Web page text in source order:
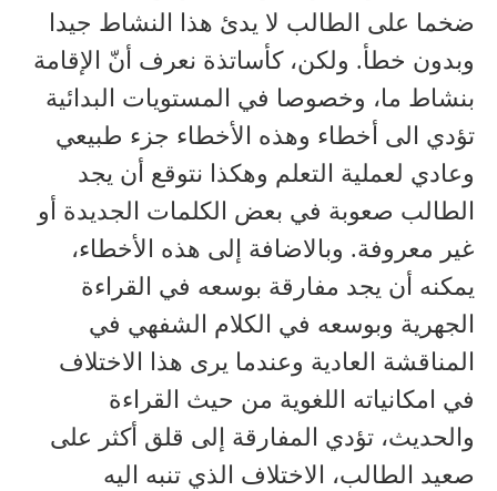
ضخما على الطالب لا يدئ هذا النشاط جيدا
وبدون خطأ. ولكن، كأساتذة نعرف أنّ الإقامة
بنشاط ما، وخصوصا في المستويات البدائية
تؤدي الى أخطاء وهذه الأخطاء جزء طبيعي
وعادي لعملية التعلم وهكذا نتوقع أن يجد
الطالب صعوبة في بعض الكلمات الجديدة أو
غير معروفة. وبالاضافة إلى هذه الأخطاء،
يمكنه أن يجد مفارقة بوسعه في القراءة
الجهرية وبوسعه في الكلام الشفهي في
المناقشة العادية وعندما يرى هذا الاختلاف
في امكانياته اللغوية من حيث القراءة
والحديث، تؤدي المفارقة إلى قلق أكثر على
صعيد الطالب، الاختلاف الذي تنبه اليه